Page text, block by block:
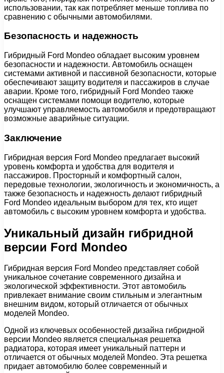
использовании, так как потребляет меньше топлива по
сравнению с обычными автомобилями.
Безопасность и надежность
Гибридный Ford Mondeo обладает высоким уровнем
безопасности и надежности. Автомобиль оснащен
системами активной и пассивной безопасности, которые
обеспечивают защиту водителя и пассажиров в случае
аварии. Кроме того, гибридный Ford Mondeo также
оснащен системами помощи водителю, которые
улучшают управляемость автомобиля и предотвращают
возможные аварийные ситуации.
Заключение
Гибридная версия Ford Mondeo предлагает высокий
уровень комфорта и удобства для водителя и
пассажиров. Просторный и комфортный салон,
передовые технологии, экологичность и экономичность, а
также безопасность и надежность делают гибридный
Ford Mondeo идеальным выбором для тех, кто ищет
автомобиль с высоким уровнем комфорта и удобства.
Уникальный дизайн гибридной
версии Ford Mondeo
Гибридная версия Ford Mondeo представляет собой
уникальное сочетание современного дизайна и
экологической эффективности. Этот автомобиль
привлекает внимание своим стильным и элегантным
внешним видом, который отличается от обычных
моделей Mondeo.
Одной из ключевых особенностей дизайна гибридной
версии Mondeo является специальная решетка
радиатора, которая имеет уникальный паттерн и
отличается от обычных моделей Mondeo. Эта решетка
придает автомобилю более современный и